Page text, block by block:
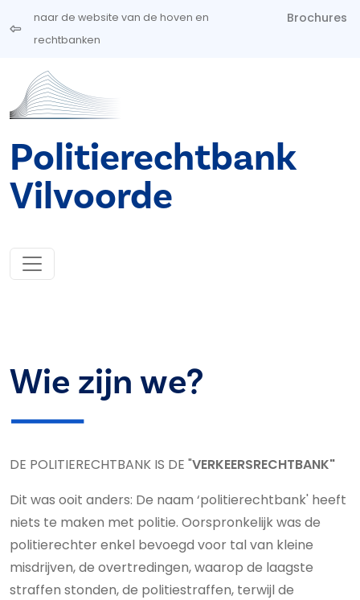
Overslaan en naar de inhoud gaan
naar de website van de hoven en
rechtbanken
Brochures
Politierechtbank
Vilvoorde
Wie zijn we?
DE POLITIERECHTBANK IS DE "VERKEERSRECHTBANK"
Dit was ooit anders: De naam ‘politierechtbank' heeft
niets te maken met politie. Oorspronkelijk was de
politierechter enkel bevoegd voor tal van kleine
misdrijven, de overtredingen, waarop de laagste
straffen stonden, de politiestraffen, terwijl de